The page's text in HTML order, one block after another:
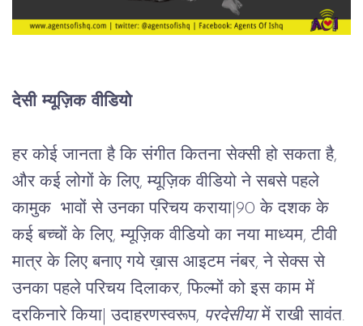
देसी म्यूज़िक वीडियो
हर कोई जानता है कि संगीत कितना सेक्सी हो सकता है,
और कई लोगों के लिए, म्यूज़िक वीडियो ने सबसे पहले
कामुक  भावों से उनका परिचय कराया 90 के दशक के
कई बच्चों के लिए, म्यूज़िक वीडियो का नया माध्यम, टीवी
मात्र के लिए बनाए गये ख़ास आइटम नंबर, ने सेक्स से
उनका पहले परिचय दिलाकर, फिल्मों को इस काम में
दरकिनारे किया उदाहरणस्वरूप, परदेसीया में राखी सावंत.